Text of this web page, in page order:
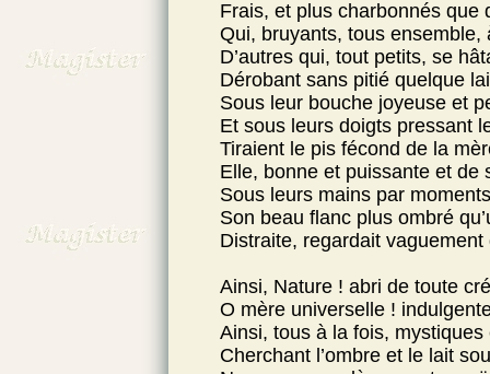
Frais, et plus charbonnés que
Qui, bruyants, tous ensemble,
D’autres qui, tout petits, se
Dérobant sans pitié quelque
Sous leur bouche joyeuse et
Et sous leurs doigts pressant
Tiraient le pis fécond de la
Elle, bonne et puissante et de
Sous leurs mains par
Son beau flanc plus ombré
Distraite, regardait
Ainsi, Nature ! abri de toute
O mère universelle !
Ainsi, tous à la fois, mystiques
Cherchant l’ombre et le lait